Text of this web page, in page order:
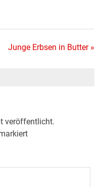
Junge Erbsen in Butter »
veröffentlicht.